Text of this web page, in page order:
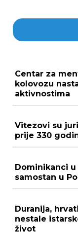
Centar za
kolovozu
aktivnostima
Vitezovi su
prije 330
Dominikanci
samostan u
Duranija,
nestale
život